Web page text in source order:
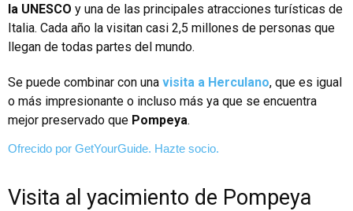
la UNESCO y una de las principales atracciones turísticas de
Italia. Cada año la visitan casi 2,5 millones de personas que
llegan de todas partes del mundo.
Se puede combinar con una visita a Herculano, que es igual
o más impresionante o incluso más ya que se encuentra
mejor preservado que Pompeya.
Ofrecido por GetYourGuide. Hazte socio.
Visita al yacimiento de Pompeya